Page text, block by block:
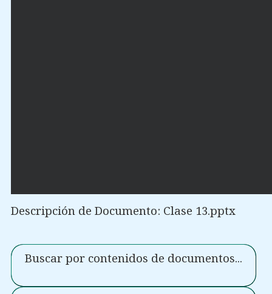
Descripción de Documento: Clase 13.pptx
Buscar por contenidos de documentos...